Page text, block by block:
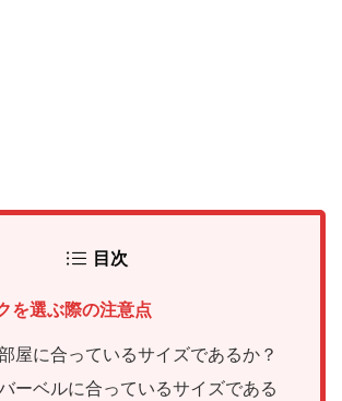
目次
を選ぶ際の注意点
屋に合っているサイズであるか？
ーベルに合っているサイズである